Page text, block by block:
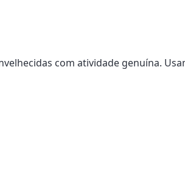
com atividade genuína.